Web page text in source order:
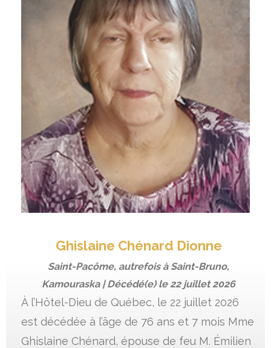
Ghislaine Chénard Dionne
Saint-Pacôme, autrefois à Saint-Bruno,
Kamouraska | Décédé(e) le 22 juillet 2026
À l’Hôtel-Dieu de Québec, le 22 juillet 2026
est décédée à l’âge de 76 ans et 7 mois Mme
Ghislaine Chénard, épouse de feu M. Émilien